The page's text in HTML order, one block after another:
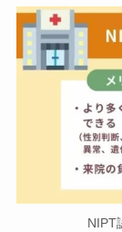
NIPT